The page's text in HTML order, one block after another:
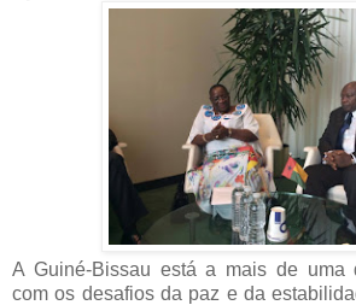
A Guiné-Bissau está a mais de uma
com os desafios da paz e da